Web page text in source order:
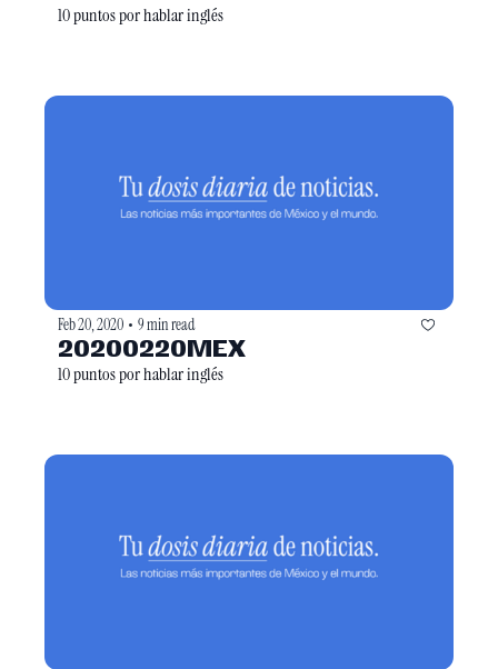
10 puntos por hablar inglés
Feb 20, 2020 • 9 min read
20200220MEX
10 puntos por hablar inglés